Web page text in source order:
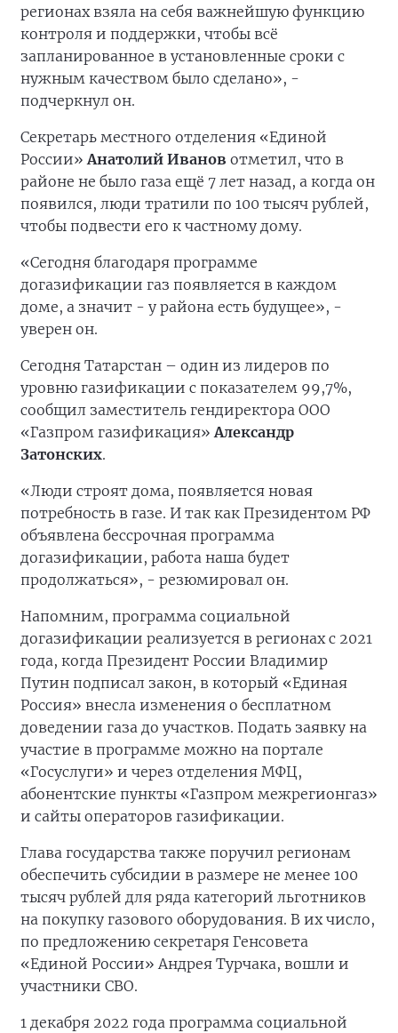
регионах взяла на себя важнейшую функцию
контроля и поддержки, чтобы всё
запланированное в установленные сроки с
нужным качеством было сделано», -
подчеркнул он.
Секретарь местного отделения «Единой
России»Анатолий Иванов отметил, что в
районе не было газа ещё 7 лет назад, а когда он
появился, люди тратили по 100 тысяч рублей,
чтобы подвести его к частному дому.
«Сегодня благодаря программе
догазификации газ появляется в каждом
доме, а значит - у района есть будущее», -
уверен он.
Сегодня Татарстан – один из лидеров по
уровню газификации с показателем 99,7%,
сообщил заместитель гендиректора ООО
«Газпром газификация»Александр
Затонских.
«Люди строят дома, появляется новая
потребность в газе. И так как Президентом РФ
объявлена бессрочная программа
догазификации, работа наша будет
продолжаться», - резюмировал он.
Напомним, программа социальной
догазификации реализуется в регионах с 2021
года, когда Президент России Владимир
Путин подписал закон, в который «Единая
Россия» внесла изменения о бесплатном
доведении газа до участков. Подать заявку на
участие в программе можно на портале
«Госуслуги» и через отделения МФЦ,
абонентские пункты «Газпром межрегионгаз»
и сайты операторов газификации.
Глава государства также поручил регионам
обеспечить субсидии в размере не менее 100
тысяч рублей для ряда категорий льготников
на покупку газового оборудования. В их число,
по предложению секретаря Генсовета
«Единой России» Андрея Турчака, вошли и
участники СВО.
1 декабря 2022 года программа социальной